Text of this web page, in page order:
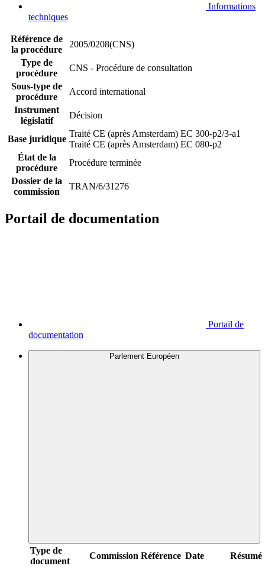
Informations
techniques
Référence de
la procédure
2005/0208(CNS)
Type de
procédure
CNS - Procédure de consultation
Sous-type de
procédure
Accord international
Instrument
législatif
Décision
Base juridique
Traité CE (après Amsterdam) EC 300-p2/3-a1
Traité CE (après Amsterdam) EC 080-p2
État de la
procédure
Procédure terminée
Dossier de la
commission
TRAN/6/31276
Portail de documentation
Portail de
documentation
Parlement Européen
Type de
document
Commission Référence Date
Résumé